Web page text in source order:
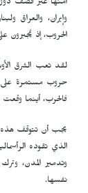
أمنها عبر قصف دول
وإيران، والعراق
الحروب، إذ يُجبرون
حروب مستمرة على
فالحرب، أينما وقعت
يجب أن تتوقف هذه
الذي تقوده
وتدمير المدن،
نفسها.